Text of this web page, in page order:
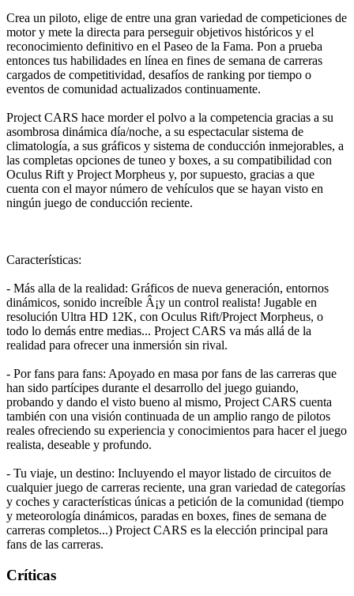
Crea un piloto, elige de entre una gran variedad de competiciones de
motor y mete la directa para perseguir objetivos históricos y el
reconocimiento definitivo en el Paseo de la Fama. Pon a prueba
entonces tus habilidades en línea en fines de semana de carreras
cargados de competitividad, desafíos de ranking por tiempo o
eventos de comunidad actualizados continuamente.
Project CARS hace morder el polvo a la competencia gracias a su
asombrosa dinámica día/noche, a su espectacular sistema de
climatología, a sus gráficos y sistema de conducción inmejorables, a
las completas opciones de tuneo y boxes, a su compatibilidad con
Oculus Rift y Project Morpheus y, por supuesto, gracias a que
cuenta con el mayor número de vehículos que se hayan visto en
ningún juego de conducción reciente.
Características:
- Más alla de la realidad: Gráficos de nueva generación, entornos
dinámicos, sonido increíble Â¡y un control realista! Jugable en
resolución Ultra HD 12K, con Oculus Rift/Project Morpheus, o
todo lo demás entre medias... Project CARS va más allá de la
realidad para ofrecer una inmersión sin rival.
- Por fans para fans: Apoyado en masa por fans de las carreras que
han sido partícipes durante el desarrollo del juego guiando,
probando y dando el visto bueno al mismo, Project CARS cuenta
también con una visión continuada de un amplio rango de pilotos
reales ofreciendo su experiencia y conocimientos para hacer el juego
realista, deseable y profundo.
- Tu viaje, un destino: Incluyendo el mayor listado de circuitos de
cualquier juego de carreras reciente, una gran variedad de categorías
y coches y características únicas a petición de la comunidad (tiempo
y meteorología dinámicos, paradas en boxes, fines de semana de
carreras completos...) Project CARS es la elección principal para
fans de las carreras.
Críticas